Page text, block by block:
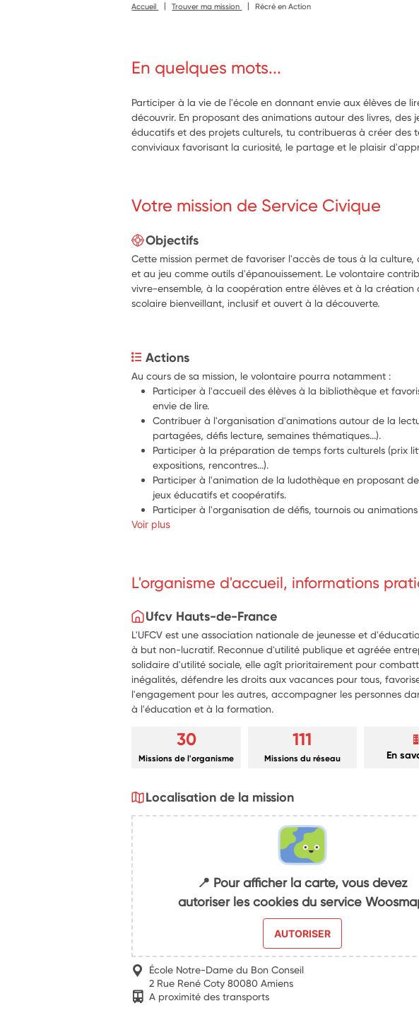
Accueil Trouver ma mission Récré en Action
En quelques mots...
Participer à la vie de l'école en donnant envie aux élèves de
découvrir. En proposant des animations autour des livres, des
éducatifs et des projets culturels, tu contribueras à créer des
conviviaux favorisant la curiosité, le partage et le plaisir
Votre mission de Service Civique
Objectifs
Cette mission permet de favoriser l'accès de tous à la culture,
et au jeu comme outils d'épanouissement. Le volontaire
vivre-ensemble, à la coopération entre élèves et à la création
scolaire bienveillant, inclusif et ouvert à la découverte.
Actions
Au cours de sa mission, le volontaire pourra notamment :
Participer à l'accueil des élèves à la bibliothèque et
envie de lire.
Contribuer à l'organisation d'animations autour de la
partagées, défis lecture, semaines thématiques...).
Participer à la préparation de temps forts culturels (prix
expositions, rencontres...).
Participer à l'animation de la ludothèque en proposant
jeux éducatifs et coopératifs.
Participer à l'organisation de défis, tournois ou
l'entraide et la coopération.
lecture et au jeu.
ou la pause méridienne.
Être force de proposition pour imaginer de nouvelles
répondant aux envies des élèves.
Voir plus
L'organisme d'accueil, informations
Ufcv Hauts-de-France
L'UFCV est une association nationale de jeunesse et
à but non-lucratif. Reconnue d'utilité publique et agréée
solidaire d'utilité sociale, elle agît prioritairement pour
inégalités, défendre les droits aux vacances pour tous,
l'engagement pour les autres, accompagner les personnes
à l'éducation et à la formation.
30
Missions de l'organisme
111
Missions du réseau En
Localisation de la mission
📍 Pour afficher la carte, vous devez
autoriser les cookies du service
AUTORISER
École Notre-Dame du Bon Conseil
2 Rue René Coty 80080 Amiens
A proximité des transports